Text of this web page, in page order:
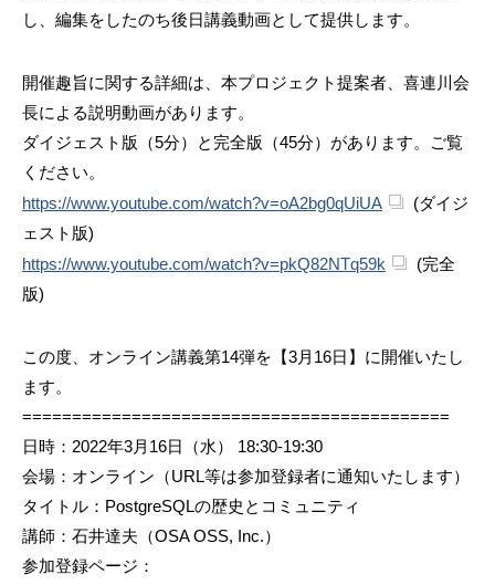
し、編集をしたのち後日講義動画として提供します。
開催趣旨に関する詳細は、本プロジェクト提案者、喜連川会
長による説明動画があります。
ダイジェスト版（5分）と完全版（45分）があります。ご覧
ください。
https://www.youtube.com/watch?v=oA2bg0qUiUA
(ダイジ
ェスト版)
https://www.youtube.com/watch?v=pkQ82NTq59k
(完全
版)
この度、オンライン講義第14弾を【3月16日】に開催いたし
ます。
===========================================
日時：2022年3月16日（水） 18:30-19:30
会場：オンライン（URL等は参加登録者に通知いたします）
タイトル：PostgreSQLの歴史とコミュニティ
講師：石井達夫（OSA OSS, Inc.）
参加登録ページ：